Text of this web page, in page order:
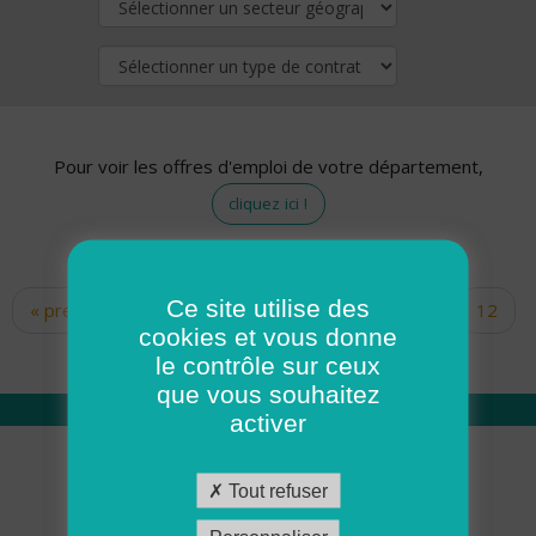
Pour voir les offres d'emploi de votre département,
cliquez ici !
Pages
« premier ‹ précédent … 10
12
14 15 16 17
Qui sommes nous
Académie ADMR
Ce site utilise des
cookies et vous donne
le contrôle sur ceux
que vous souhaitez
activer
Tout refuser